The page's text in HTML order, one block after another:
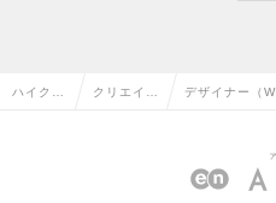
ハイクラ クリエイテ デザイナー（
の転職